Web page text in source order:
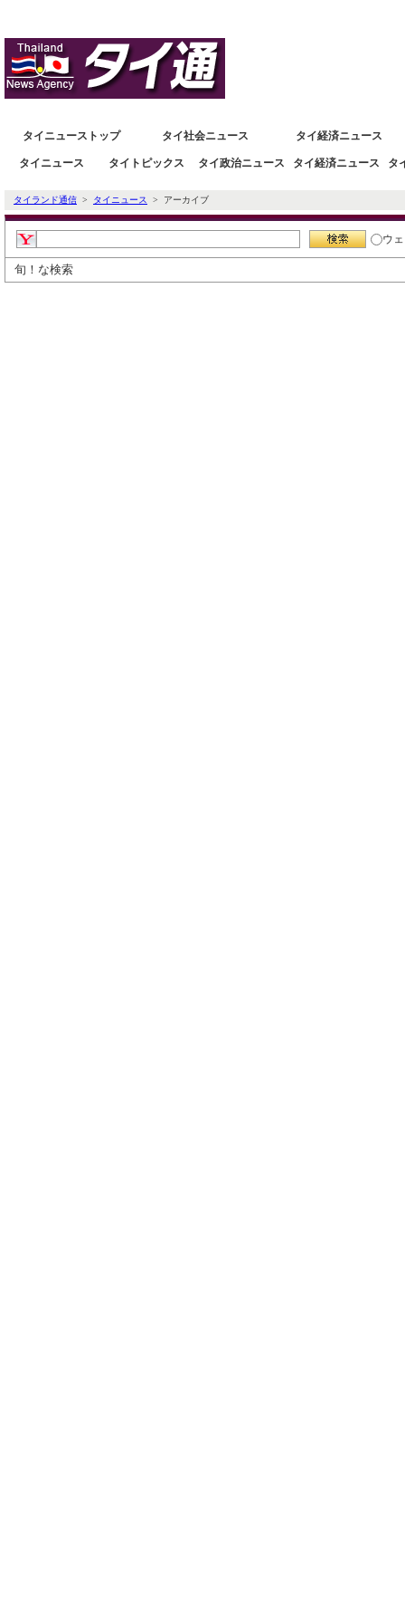
タイニューストップ タイ社会ニュース タイ経済ニュース
タイニュース タイトピックス タイ政治ニュース タイ経済ニュース タ
タイランド通信 > タイニュース > アーカイブ
ウ
旬！な検索